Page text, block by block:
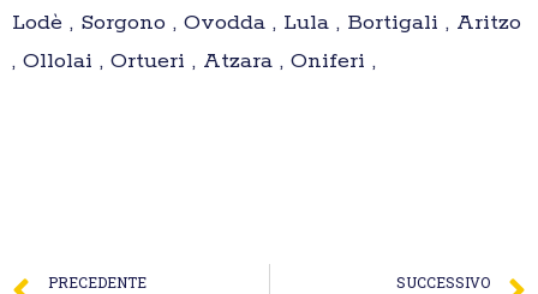
Lodè , Sorgono , Ovodda , Lula , Bortigali , Aritzo
, Ollolai , Ortueri , Atzara , Oniferi ,
PRECEDENTE SUCCESSIVO